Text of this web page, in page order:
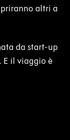
altri a
da start-up
E il viaggio è